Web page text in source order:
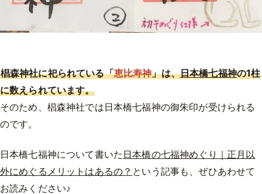
椙森神社に祀られている「恵比寿神」は、日本橋七福神の1柱
に数えられています。
そのため、椙森神社では日本橋七福神の御朱印が受けられる
のです。
日本橋七福神について書いた 日本橋の七福神めぐり｜正月以
外にめぐるメリットはあるの？ という記事も、ぜひあわせて
お読みください♪